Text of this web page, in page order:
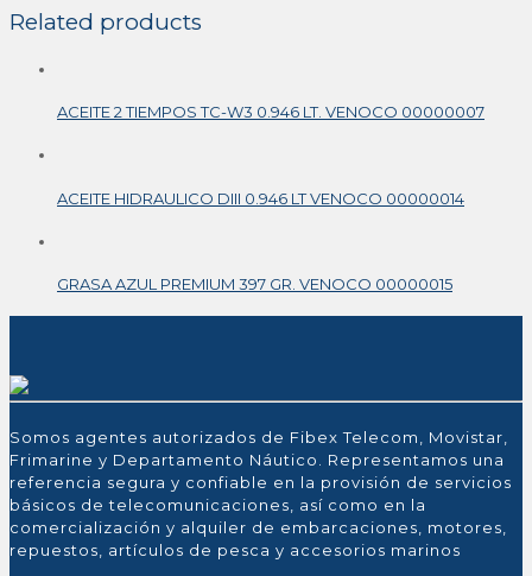
Related products
ACEITE 2 TIEMPOS TC-W3 0.946 LT. VENOCO 00000007
ACEITE HIDRAULICO DIII 0.946 LT VENOCO 00000014
GRASA AZUL PREMIUM 397 GR. VENOCO 00000015
Somos agentes autorizados de Fibex Telecom, Movistar,
Frimarine y Departamento Náutico. Representamos una
referencia segura y confiable en la provisión de servicios
básicos de telecomunicaciones, así como en la
comercialización y alquiler de embarcaciones, motores,
repuestos, artículos de pesca y accesorios marinos